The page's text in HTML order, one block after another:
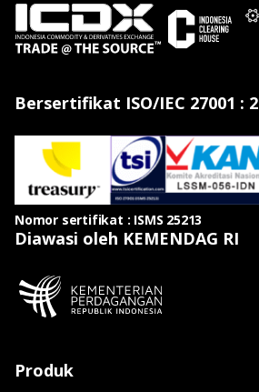
Bersertifikat ISO/IEC 27001 :
Nomor sertifikat : ISMS 25213
Diawasi oleh KEMENDAG RI
Produk